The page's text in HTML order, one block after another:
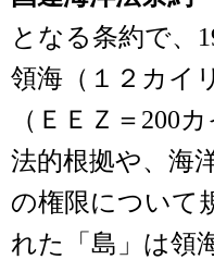
となる条約で、
領海（１２カイ
（ＥＥＺ＝200
法的根拠や、海
の権限について
れた「島」は領